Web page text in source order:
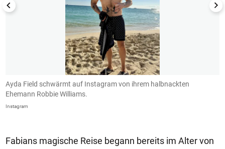
Ayda Field schwärmt auf Instagram von ihrem halbnackten
Ehemann Robbie Williams.
Instagram
Fabians magische Reise begann bereits im Alter von